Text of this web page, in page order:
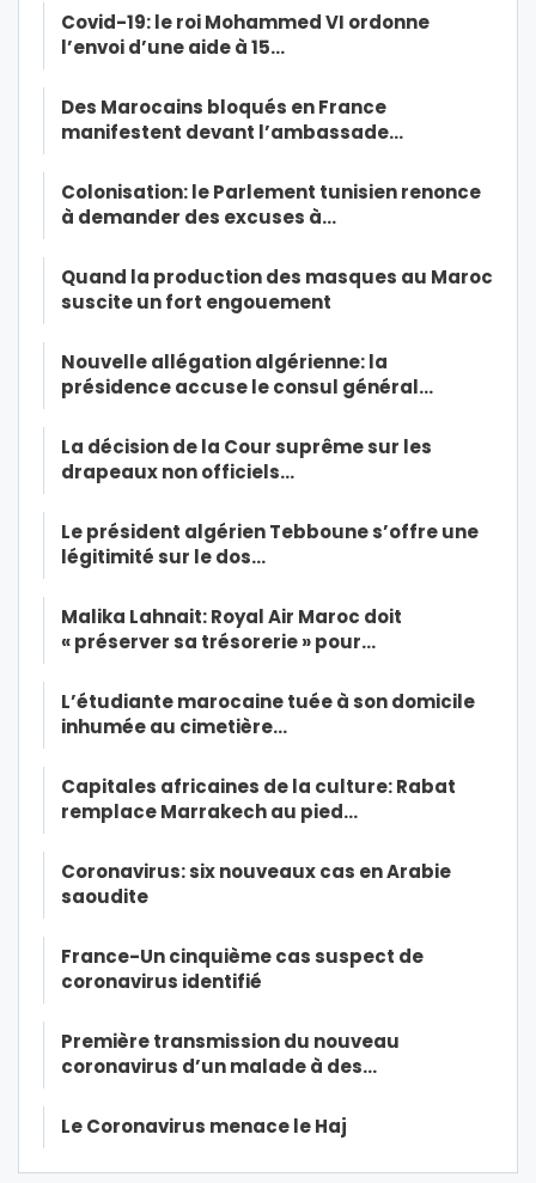
Covid-19: le roi Mohammed VI ordonne
l’envoi d’une aide à 15…
Des Marocains bloqués en France
manifestent devant l’ambassade…
Colonisation: le Parlement tunisien renonce
à demander des excuses à…
Quand la production des masques au Maroc
suscite un fort engouement
Nouvelle allégation algérienne: la
présidence accuse le consul général…
La décision de la Cour suprême sur les
drapeaux non officiels…
Le président algérien Tebboune s’offre une
légitimité sur le dos…
Malika Lahnait: Royal Air Maroc doit
« préserver sa trésorerie » pour…
L’étudiante marocaine tuée à son domicile
inhumée au cimetière…
Capitales africaines de la culture: Rabat
remplace Marrakech au pied…
Coronavirus: six nouveaux cas en Arabie
saoudite
France-Un cinquième cas suspect de
coronavirus identifié
Première transmission du nouveau
coronavirus d’un malade à des…
Le Coronavirus menace le Haj